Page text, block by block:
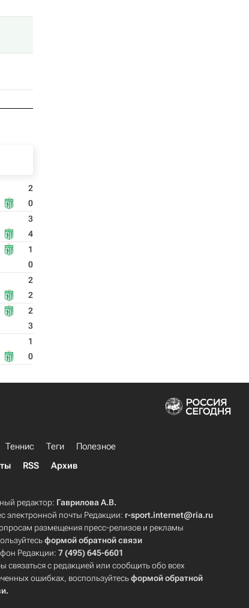
2
0
3
4
1
0
2
2
2
3
1
0
Теннис Теги
Полезное
RSS Архив
редактор: Гаврилова А.В.
электронной почты Редакции: r-sport.internet@ria.ru
размещения пресс-релизов и рекламы
формой обратной связи
Редакции:7 (495) 645-6601
связаться с редакцией или сообщить обо всех
ошибках, воспользуйтесьформой обратной
.